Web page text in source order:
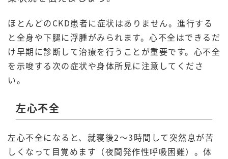
ほとんどのCKD患者に症状はありません。進行する
と全身や下腿に浮腫がみられます。心不全はできるだ
け早期に診断して治療を行うことが重要です。心不全
を示唆する次の症状や身体所見に注意してくださ
い。
左心不全
左心不全になると、就寝後2～3時間して突然息が苦
しくなって目覚めます（夜間発作性呼吸困難）。体